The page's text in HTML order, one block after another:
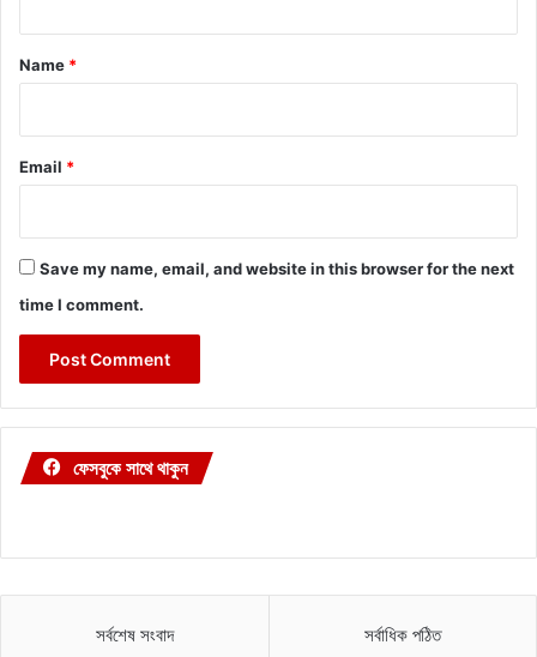
*
Name *
Email *
Save my name, email, and website in this browser for the next
time I comment.
ফেসবুকে সাথে থাকুন
সর্বশেষ সংবাদ সর্বাধিক পঠিত